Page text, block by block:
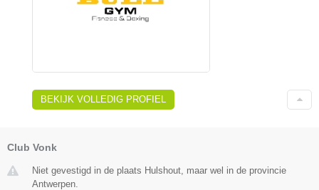
BEKIJK VOLLEDIG PROFIEL
Club Vonk
Niet gevestigd in de plaats Hulshout, maar wel in de provincie
Antwerpen.